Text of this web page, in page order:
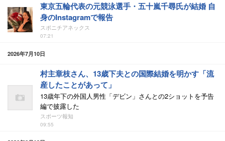
東京五輪代表の元競泳選手・五十嵐千尋氏が結婚 自
身のInstagramで報告
スポニチアネックス
07:21
2026年7月10日
村主章枝さん、13歳下夫との国際結婚を明かす「流
産したことがあって」
13歳年下の外国人男性「デビン」さんとの2ショットを予告
編で披露した
スポーツ報知
09:55